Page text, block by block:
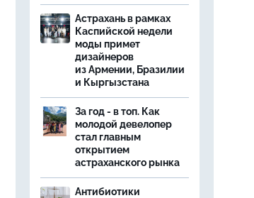
Астрахань в рамках
Каспийской недели
моды примет
дизайнеров
из Армении, Бразилии
и Кыргызстана
За год - в топ. Как
молодой девелопер
стал главным
открытием
астраханского рынка
Антибиотики